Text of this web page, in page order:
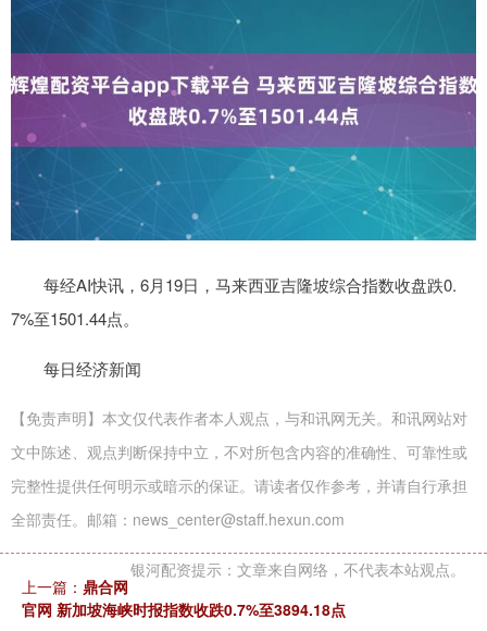
每经AI快讯，6月19日，马来西亚吉隆坡综合指数收盘跌0.
7%至1501.44点。
每日经济新闻
【免责声明】本文仅代表作者本人观点，与和讯网无关。和讯网站对
文中陈述、观点判断保持中立，不对所包含内容的准确性、可靠性或
完整性提供任何明示或暗示的保证。请读者仅作参考，并请自行承担
全部责任。邮箱：news_center@staff.hexun.com
银河配资提示：文章来自网络，不代表本站观点。
上一篇： 鼎合网
官网 新加坡海峡时报指数收跌0.7%至3894.18点